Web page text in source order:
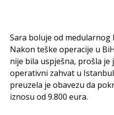
Sara boluje od medularnog
Nakon teške operacije u
nije bila uspješna, prošla
operativni zahvat u
preuzela je obavezu da
iznosu od 9.800 eura.